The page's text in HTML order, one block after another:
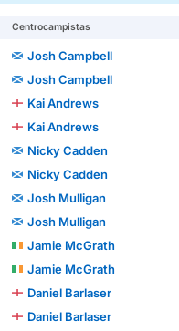
Centrocampistas
Josh Campbell
Josh Campbell
Kai Andrews
Kai Andrews
Nicky Cadden
Nicky Cadden
Josh Mulligan
Josh Mulligan
Jamie McGrath
Jamie McGrath
Daniel Barlaser
Daniel Barlaser